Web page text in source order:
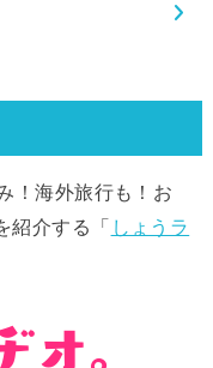
！海外旅行も！お
紹介する「 しょうラ